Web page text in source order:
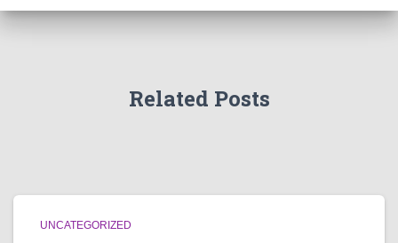
Related Posts
UNCATEGORIZED